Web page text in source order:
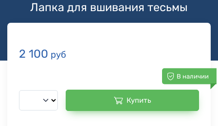
Лапка для вшивания тесьмы
2 100 руб
В наличии
Купить